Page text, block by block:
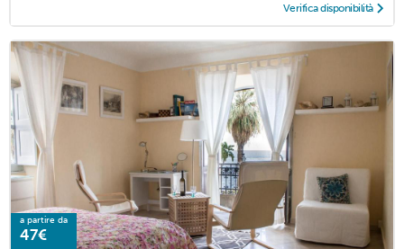
Verifica disponibilità
a partire da
47€